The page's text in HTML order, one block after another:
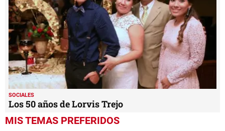
SOCIALES
Los 50 años de Lorvis Trejo
MIS TEMAS PREFERIDOS